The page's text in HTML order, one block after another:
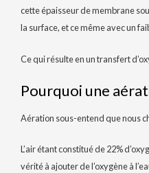
cette épaisseur de membrane
la surface, et ce même avec un
Ce qui résulte en un transfert
Pourquoi une
Aération sous-entend que nous
L’air étant constitué de 22%
vérité à ajouter de l’oxygène à